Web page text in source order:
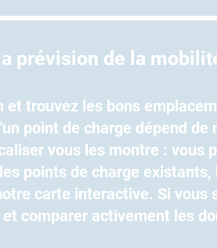
prévision de la
trouvez les bons
point de charge dépend de
vous les montre : vous
points de charge existants,
carte interactive. Si vous
comparer activement les